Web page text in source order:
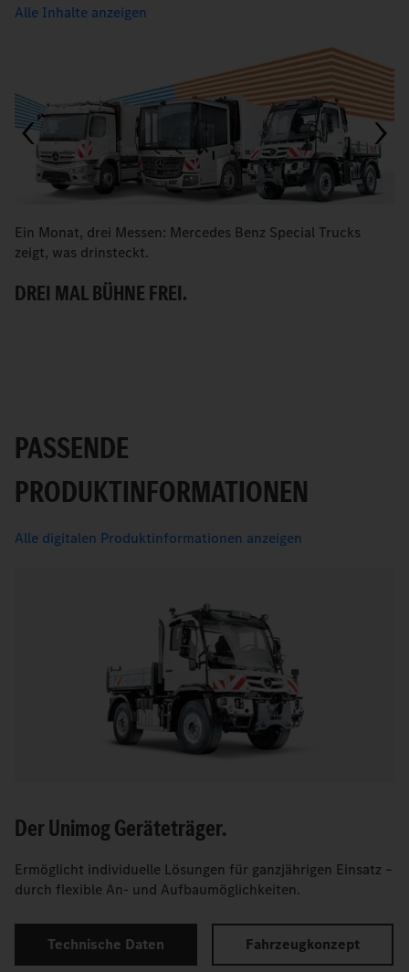
Alle Inhalte anzeigen
Ein Monat, drei Messen: Mercedes Benz Special Trucks
zeigt, was drinsteckt.
DREI MAL BÜHNE FREI.
PASSENDE
PRODUKTINFORMATIONEN
Alle digitalen Produktinformationen anzeigen
Der Unimog Geräteträger.
Ermöglicht individuelle Lösungen für ganzjährigen Einsatz –
durch flexible An- und Aufbaumöglichkeiten.
Technische Daten Fahrzeugkonzept